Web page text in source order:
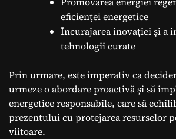
eficienței energetice
Încurajarea inovației și a
tehnologii curate
Prin urmare, este imperativ ca
urmeze o abordare proactivă și să
energetice responsabile, care să
prezentului cu protejarea resurselor
viitoare.